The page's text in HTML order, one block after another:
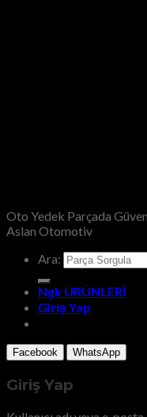
Oto Yedek Parçada
Aslan Otomotiv
Ara:
Ngk ÜRÜNLERİ
Giriş Yap
Facebook WhatsApp
Giriş Yap